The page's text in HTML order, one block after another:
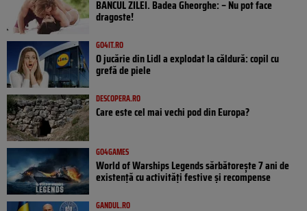
BANCUL ZILEI. Badea Gheorghe: – Nu pot face
dragoste!
GO4IT.RO
O jucărie din Lidl a explodat la căldură: copil cu
grefă de piele
DESCOPERA.RO
Care este cel mai vechi pod din Europa?
GO4GAMES
World of Warships Legends sărbătorește 7 ani de
existență cu activități festive și recompense
GANDUL.RO